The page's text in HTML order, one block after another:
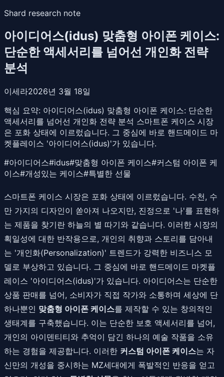
Shard research note
아이디어스(idus) 맞춤형 아이폰 케이스:
단순한 액세서리를 넘어선 개인화 전략
분석
이세라2026년 3월 18일
핵심 요약: 아이디어스(idus) 맞춤형 아이폰 케이스: 단순한
액세서리를 넘어선 개인화 전략 분석 스마트폰 케이스 시장
은 포화 상태에 이르렀습니다. 그 중심에 바로 핸드메이드 마
켓플레이스 '아이디어스(idus)'가 있습니다.
#아이디어스#idus#맞춤형 아이폰 케이스#커스텀 아이폰 케
이스#개성있는 케이스#특별한 선물
스마트폰 케이스 시장은 포화 상태에 이르렀습니다. 수천, 수
만 가지의 디자인이 쏟아져 나오지만, 진정으로 '나'를 표현하
는 제품을 찾기란 하늘의 별 따기와 같습니다. 이러한 시장의
획일성에 대한 반작용으로, 개인의 취향과 스토리를 담아내
는 '개인화(Personalization)' 트렌드가 강력한 비즈니스 모
델로 부상하고 있습니다. 그 중심에 바로 핸드메이드 마켓플
레이스 '아이디어스(idus)'가 있습니다. 아이디어스는 단순한
상품 판매를 넘어, 소비자가 직접 작가와 소통하며 세상에 단
하나뿐인 맞춤형 아이폰 케이스를 제작할 수 있는 창의적인
생태계를 구축했습니다. 이는 단순한 보호 액세서리를 넘어,
개인의 아이덴티티와 추억이 담긴 하나의 예술 작품을 소유
하는 경험을 제공합니다. 이러한 커스텀 아이폰 케이스는 자
신만의 개성을 중시하는 MZ세대에게 폭발적인 반응을 얻고